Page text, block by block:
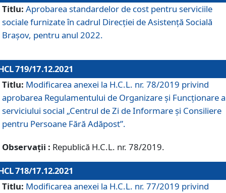
Titlu: Aprobarea standardelor de cost pentru serviciile
sociale furnizate în cadrul Direcției de Asistență Socială
Brașov, pentru anul 2022.
719/17.12.2021
Titlu: Modificarea anexei la H.C.L. nr. 78/2019 privind
aprobarea Regulamentului de Organizare și Funcționare
serviciului social „Centrul de Zi de Informare şi Consiliere
pentru Persoane Fără Adăpost”.
Observații : Republică H.C.L. nr. 78/2019.
718/17.12.2021
Titlu: Modificarea anexei la H.C.L. nr. 77/2019 privind